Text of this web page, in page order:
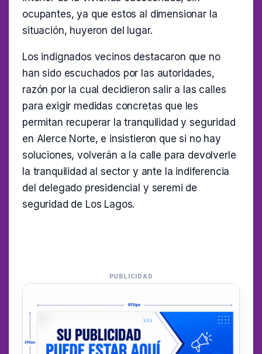
ocupantes, ya que estos al dimensionar la
situación, huyeron del lugar.
Los indignados vecinos destacaron que no
han sido escuchados por las autoridades,
razón por la cual decidieron salir a las calles
para exigir medidas concretas que les
permitan recuperar la tranquilidad y seguridad
en Alerce Norte, e insistieron que si no hay
soluciones, volverán a la calle para devolverle
la tranquilidad al sector y ante la indiferencia
del delegado presidencial y seremi de
seguridad de Los Lagos.
PUBLICIDAD